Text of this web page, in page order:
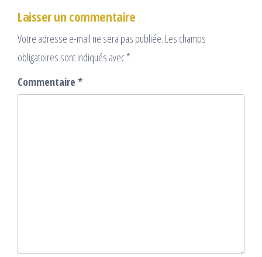
Laisser un commentaire
Votre adresse e-mail ne sera pas publiée. Les champs
obligatoires sont indiqués avec*
Commentaire *